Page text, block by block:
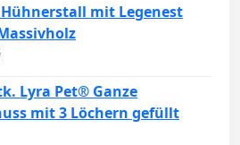
mit Legenest
Lyra Pet® Ganze
mit 3 Löchern gefüllt